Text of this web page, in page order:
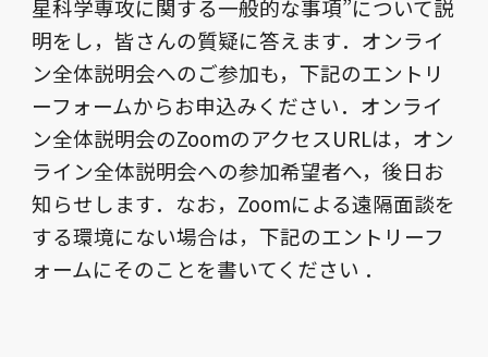
星科学専攻に関する一般的な事項”について説
明をし，皆さんの質疑に答えます．オンライ
ン全体説明会へのご参加も，下記のエントリ
ーフォームからお申込みください．オンライ
ン全体説明会のZoomのアクセスURLは，オン
ライン全体説明会への参加希望者へ，後日お
知らせします．なお，Zoomによる遠隔面談を
する環境にない場合は，下記のエントリーフ
ォームにそのことを書いてください ．